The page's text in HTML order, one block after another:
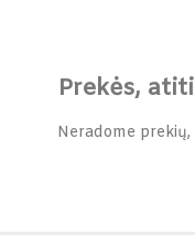
Prekės,
Neradome